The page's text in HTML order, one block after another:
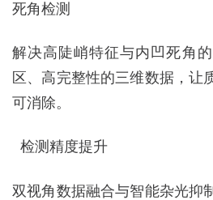
死角检测
解决高陡峭特征与内凹死角
区、高完整性的三维数据，让
可消除。
检测精度提升
双视角数据融合与智能杂光抑